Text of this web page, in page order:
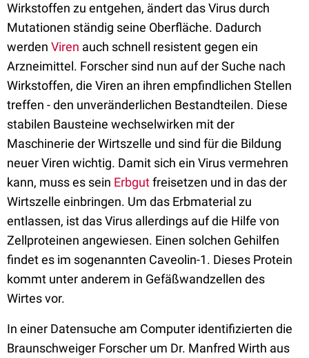
Wirkstoffen zu entgehen, ändert das Virus durch
Mutationen ständig seine Oberfläche. Dadurch
werden Viren auch schnell resistent gegen ein
Arzneimittel. Forscher sind nun auf der Suche nach
Wirkstoffen, die Viren an ihren empfindlichen Stellen
treffen - den unveränderlichen Bestandteilen. Diese
stabilen Bausteine wechselwirken mit der
Maschinerie der Wirtszelle und sind für die Bildung
neuer Viren wichtig. Damit sich ein Virus vermehren
kann, muss es sein Erbgutfreisetzen und in das der
Wirtszelle einbringen. Um das Erbmaterial zu
entlassen, ist das Virus allerdings auf die Hilfe von
Zellproteinen angewiesen. Einen solchen Gehilfen
findet es im sogenannten Caveolin-1. Dieses Protein
kommt unter anderem in Gefäßwandzellen des
Wirtes vor.
In einer Datensuche am Computer identifizierten die
Braunschweiger Forscher um Dr. Manfred Wirth aus